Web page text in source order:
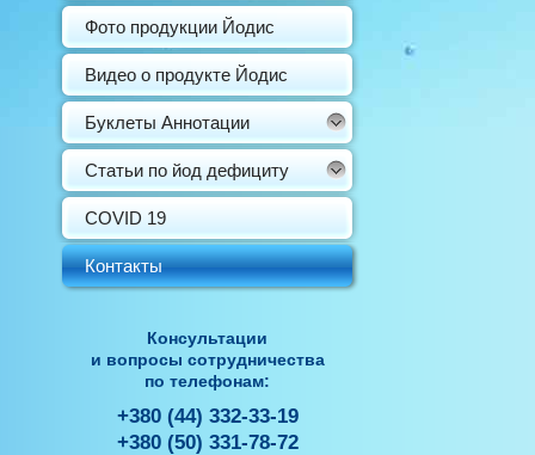
Фото продукции Йодис
Видео о продукте Йодис
Буклеты Аннотации
Статьи по йод дефициту
COVID 19
Контакты
Консультации
и вопросы сотрудничества
по телефонам:
+380 (44) 332-33-19
+380 (50) 331-78-72